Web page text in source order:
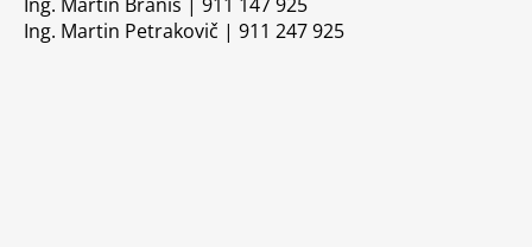
Ing. Martin Petrakovič | 911 247 925